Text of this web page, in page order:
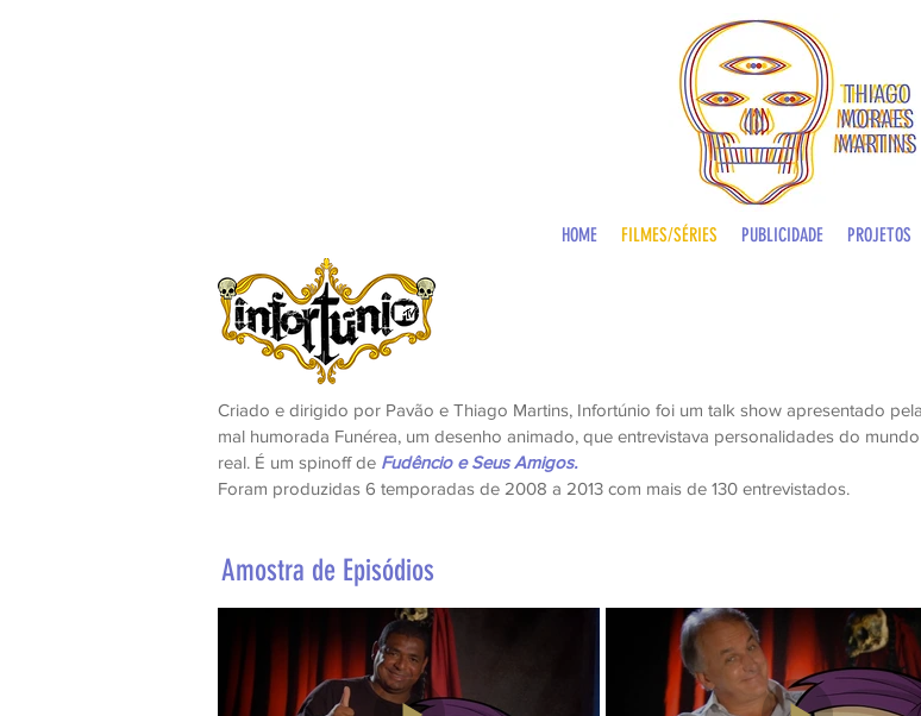
HOME FILMES/SÉRIES PUBLICIDADE PROJETOS
Criado e dirigido por Pavão e Thiago Martins, Infortúnio foi um talk show apresentado pela
mal humorada Funérea, um desenho animado, que entrevistava personalidades do mundo
real. É um spinoff de Fudêncio e Seus Amigos.
Foram produzidas 6 temporadas de 2008 a 2013 com mais de 130 entrevistados.
Amostra de Episódios